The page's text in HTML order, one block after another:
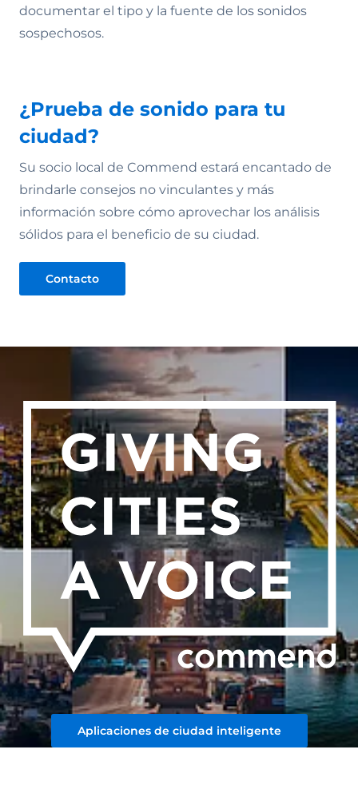
documentar el tipo y la fuente de los sonidos
sospechosos.
¿Prueba de sonido para tu
ciudad?
Su socio local de Commend estará encantado de
brindarle consejos no vinculantes y más
información sobre cómo aprovechar los análisis
sólidos para el beneficio de su ciudad.
Contacto
Aplicaciones de ciudad inteligente